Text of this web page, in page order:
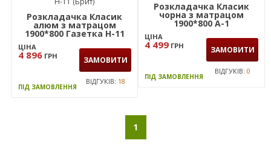
Розкладачка Класик
алюм з матрацом
1900*800 Газетка Н-11
ЦІНА
4 896 ГРН ЗАМОВИТИ
ПІД ЗАМОВЛЕННЯ
ВІДГУКІВ: 18
Розкладачка Класик
чорна з матрацом
1900*800 А-1
ЦІНА
4 499 ГРН ЗАМОВИТИ
ПІД ЗАМОВЛЕННЯ
ВІДГУКІВ: 0
1